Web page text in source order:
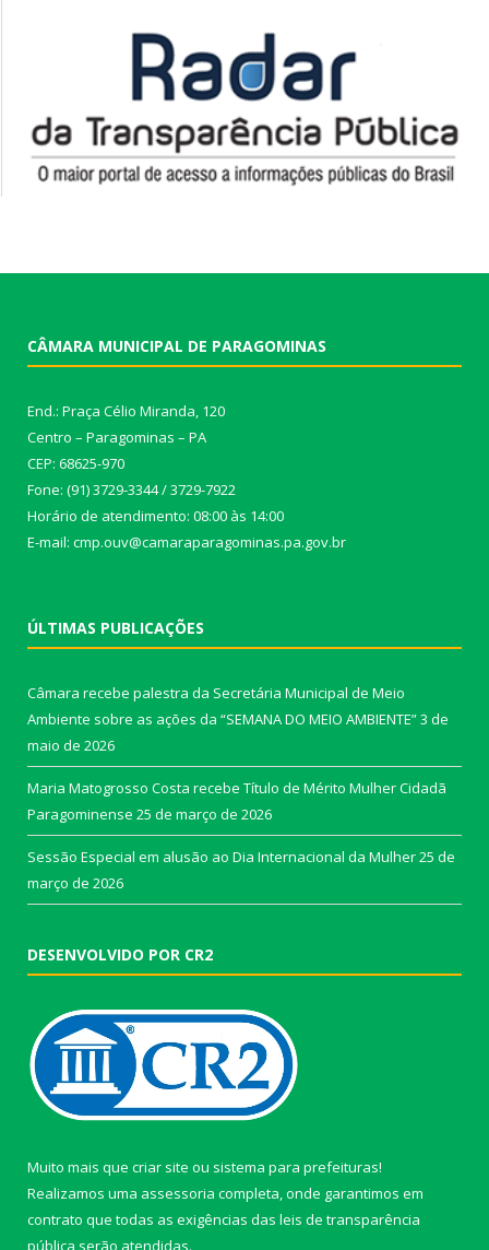
CÂMARA MUNICIPAL DE PARAGOMINAS
End.: Praça Célio Miranda, 120
Centro – Paragominas – PA
CEP: 68625-970
Fone: (91) 3729-3344 / 3729-7922
Horário de atendimento: 08:00 às 14:00
E-mail: cmp.ouv@camaraparagominas.pa.gov.br
ÚLTIMAS PUBLICAÇÕES
Câmara recebe palestra da Secretária Municipal de Meio
Ambiente sobre as ações da “SEMANA DO MEIO AMBIENTE”3 de
maio de 2026
Maria Matogrosso Costa recebe Título de Mérito Mulher Cidadã
Paragominense 25 de março de 2026
Sessão Especial em alusão ao Dia Internacional da Mulher25 de
março de 2026
DESENVOLVIDO POR CR2
Muito mais que criar site ou sistema para prefeituras!
Realizamos uma assessoria completa, onde garantimos em
contrato que todas as exigências das leis de transparência
pública serão atendidas.